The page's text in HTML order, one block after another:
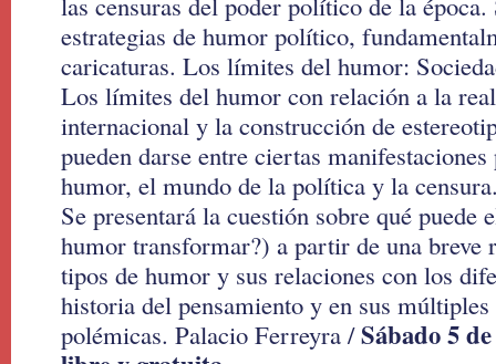
estrategias de humor político,
caricaturas. Los límites del humor:
Los límites del humor con relación a la
internacional y la construcción de
pueden darse entre ciertas
humor, el mundo de la política y la
Se presentará la cuestión sobre qué puede
humor transformar?) a partir de una breve
tipos de humor y sus relaciones con los
historia del pensamiento y en sus
polémicas. Palacio Ferreyra /Sábado 5